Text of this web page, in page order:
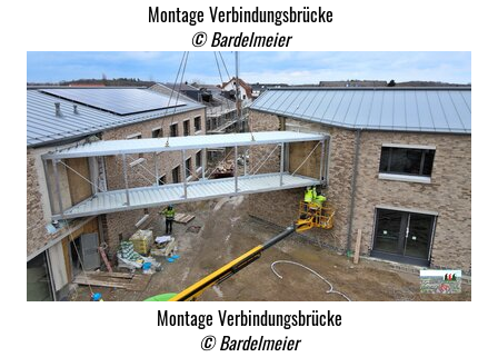
Montage Verbindungsbrücke
© Bardelmeier
Montage Verbindungsbrücke
© Bardelmeier